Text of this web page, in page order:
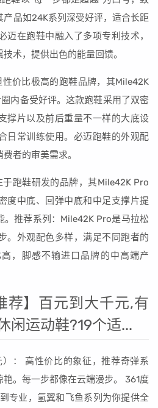
品如24K系列深受好评，适合长距
迈在跑鞋中融入了多项专利技术，
术，提供出色的能量回馈。
价比极高的跑鞋品牌，其Mile42K
内备受好评。这款跑鞋采用了双密
撑片以及前后重量不一样的大底设
日常训练使用。必迈跑鞋的外观配
者的审美需求。
跑鞋研发的品牌，其Mile42K Pro
度中底、回弹中底和中足支撑片提
。推荐系列：Mile42K Pro是马拉松
。外观配色多样，满足不同跑者的
，脚感不输进口品牌的中高端产
荐】百元到大千元,有
闲运动鞋?19个适...
： 高性价比的象征，推荐奇弹系
。每一步都像在云端漫步。 361度
专业，氢翼和飞鱼系列为你提供全